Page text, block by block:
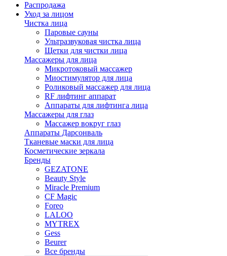
Распродажа
Уход за лицом
Чистка лица
Паровые сауны
Ультразвуковая чистка лица
Щетки для чистки лица
Массажеры для лица
Микротоковый массажер
Миостимулятор для лица
Роликовый массажер для лица
RF лифтинг аппарат
Аппараты для лифтинга лица
Массажеры для глаз
Массажер вокруг глаз
Аппараты Дарсонваль
Тканевые маски для лица
Косметические зеркала
Бренды
GEZATONE
Beauty Style
Miracle Premium
CF Magic
Foreo
LALOO
MYTREX
Gess
Beurer
Все бренды